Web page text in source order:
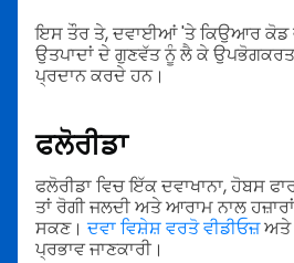
ਇਸ ਤੌਰ ਤੇ, ਦਵਾਈਆਂ 'ਤੇ ਕਿਉਆਰ ਕੋਡ
ਉਤਪਾਦਾਂ ਦੇ ਗੁਣਵੱਤ ਨੂੰ ਲੈ ਕੇ
ਪ੍ਰਦਾਨ ਕਰਦੇ ਹਨ।
ਫਲੋਰੀਡਾ
ਫਲੋਰੀਡਾ ਵਿਚ ਇੱਕ ਦਵਾਖਾਨਾ, ਹੋਬਸ
ਤਾਂ ਰੋਗੀ ਜਲਦੀ ਅਤੇ ਆਰਾਮ ਨਾਲ
ਸਕਣ।ਦਵਾ ਵਿਸ਼ੇਸ਼ ਵਰਤੋ ਵੀਡੀਓਜ਼ਅਤੇ
ਪ੍ਰਭਾਵ ਜਾਣਕਾਰੀ।